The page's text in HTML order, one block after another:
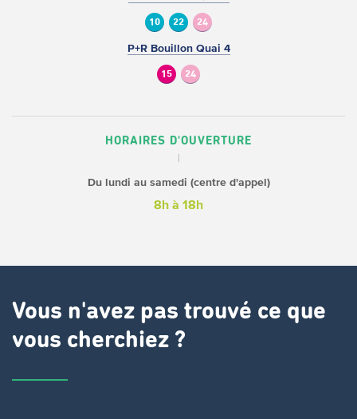
10 22 24
P+R Bouillon Quai 4
15 24
HORAIRES D'OUVERTURE
Du lundi au samedi (centre d'appel)
8h à 18h
Vous n'avez pas trouvé ce que
vous cherchiez ?